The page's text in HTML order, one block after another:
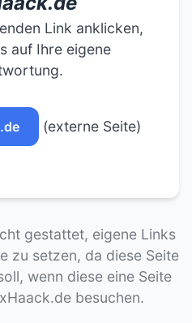
Link anklicken,
auf Ihre eigene
(externe Seite)
gestattet, eigene Links
zu setzen, da diese Seite
wenn diese eine Seite
besuchen.